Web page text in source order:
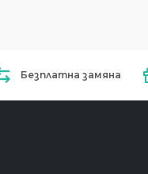
Безплатна замяна